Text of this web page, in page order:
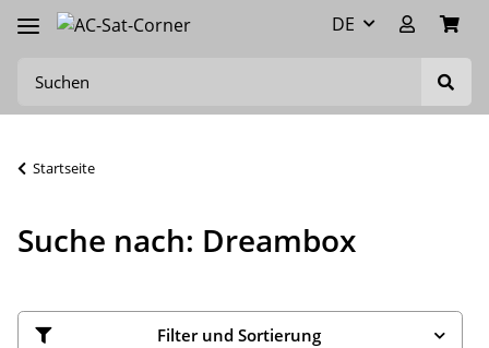
DE
Startseite
Suche nach: Dreambox
Filter und Sortierung